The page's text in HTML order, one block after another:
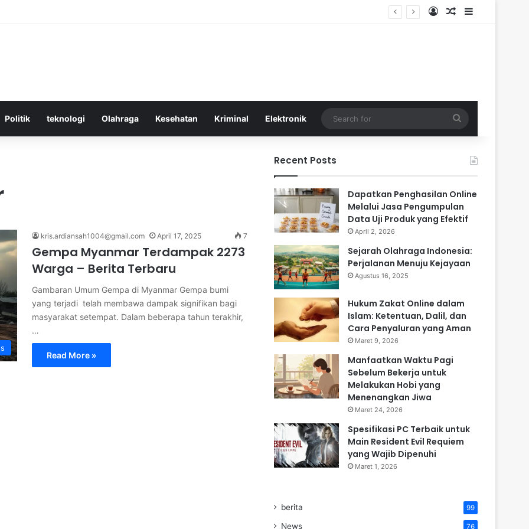
Log InRandom Article
Sidebar
Politik teknologi Olahraga Kesehatan Kriminal Elektronik
for
kris.ardiansah1004@gmail.com April 17, 2025 7
Gempa Myanmar Terdampak 2273
Warga – Berita Terbaru
Gambaran Umum Gempa di Myanmar Gempa bumi
yang terjadi telah membawa dampak signifikan bagi
masyarakat setempat. Dalam beberapa tahun terakhir,
…
Read More »
Recent Posts
Dapatkan Penghasilan Online
Melalui Jasa Pengumpulan
Data Uji Produk yang Efektif
April 2, 2026
Sejarah Olahraga Indonesia:
Perjalanan Menuju Kejayaan
Agustus 16, 2025
Hukum Zakat Online dalam
Islam: Ketentuan, Dalil, dan
Cara Penyaluran yang Aman
Maret 9, 2026
Manfaatkan Waktu Pagi
Sebelum Bekerja untuk
Melakukan Hobi yang
Menenangkan Jiwa
Maret 24, 2026
Spesifikasi PC Terbaik untuk
Main Resident Evil Requiem
yang Wajib Dipenuhi
Maret 1, 2026
berita 99
News 76